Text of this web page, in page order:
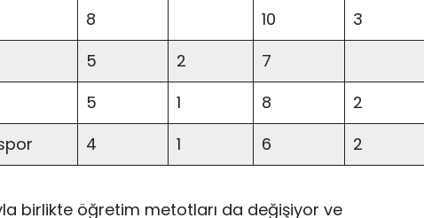
8 10
3
5 2
7
5 1 8
2
4 1 6 2
birlikte öğretim metotları da değişiyor ve